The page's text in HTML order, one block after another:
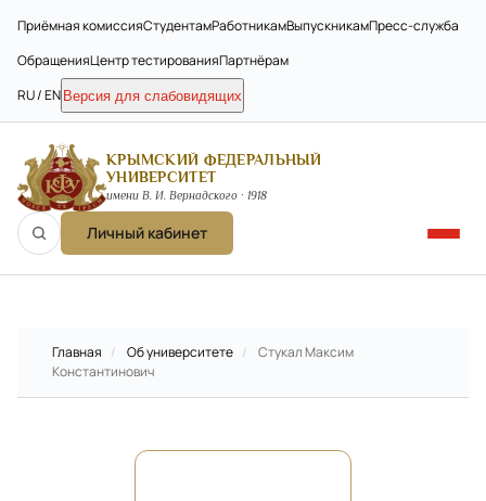
Приёмная комиссияСтудентамРаботникамВыпускникамПресс-служба
ОбращенияЦентр тестированияПартнёрам
RU / EN Версия для слабовидящих
КРЫМСКИЙ ФЕДЕРАЛЬНЫЙ
УНИВЕРСИТЕТ
имени В. И. Вернадского · 1918
Личный кабинет
Главная / Об университете /
Стукал Максим
Константинович